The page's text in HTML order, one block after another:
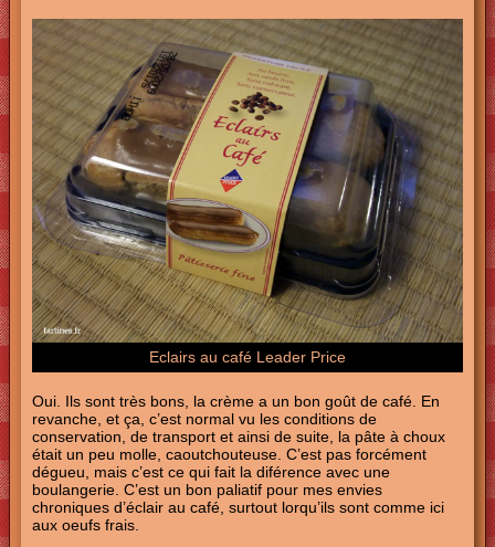
Eclairs au café Leader Price
Oui. Ils sont très bons, la crème a un bon goût de café. En
revanche, et ça, c’est normal vu les conditions de
conservation, de transport et ainsi de suite, la pâte à choux
était un peu molle, caoutchouteuse. C’est pas forcément
dégueu, mais c’est ce qui fait la diférence avec une
boulangerie. C’est un bon paliatif pour mes envies
chroniques d’éclair au café, surtout lorqu’ils sont comme ici
aux oeufs frais.